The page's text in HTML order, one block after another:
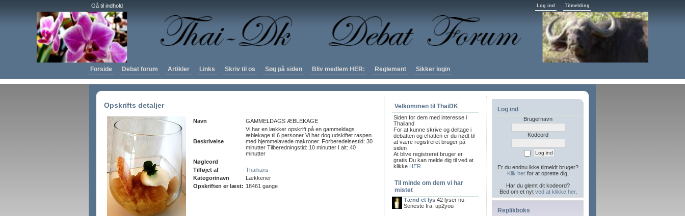
Gå til indhold Log ind Tilmelding
Forside Debat forum Artikler Links Skriv til os Søg på siden Bliv medlem HER: Reglement Sikker login
Opskrifts detaljer
Navn GAMMELDAGS ÆBLEKAGE
Beskrivelse
Vi har en lækker opskrift på en gammeldags
æblekage til 6 personer Vi har dog udskiftet raspen
med hjemmelavede makroner. Forberedelsestid: 30
minutter Tilberedningstid: 10 minutter I alt: 40
minutter
Nøgleord
Tilføjet af
Thaihans
Kategorinavn
Lækkerier
Opskriften er læst: 18461 gange
Velkommen til ThaiDK
Siden for dem med interesse i
Thailand
For at kunne skrive og deltage i
debatten og chatten er du nødt til
at være registreret bruger på
siden
At blive registreret bruger er
gratis Du kan melde dig til ved at
klikke HER
Til minde om dem vi har
mistet
Tænd et lys 42 lyser nu
Seneste fra: up2you
Log ind
Brugernavn
Kodeord
Er du endnu ikke tilmeldt bruger?
Klik her for at oprette dig.
Har du glemt dit kodeord?
Bed om et nyt ved at klikke her.
Replikboks